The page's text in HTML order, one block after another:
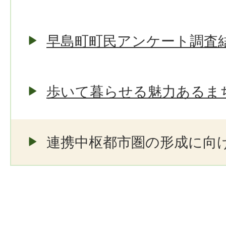
早島町町民アンケート調査
歩いて暮らせる魅力ある
連携中枢都市圏の形成に向